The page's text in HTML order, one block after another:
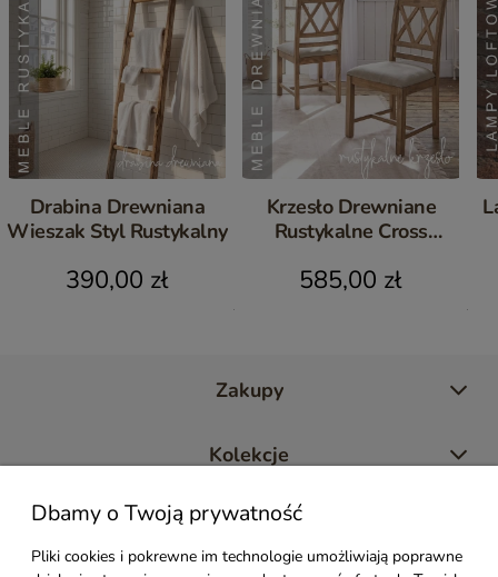
Drabina Drewniana
Wieszak Styl Rustykalny
390,00 zł
Krzesło Drewniane
Rustykalne Cross
585,00 zł
Zakupy
Kolekcje
Moje konto
Dbamy o Twoją prywatność
Pliki cookies i pokrewne im technologie umożliwiają poprawne